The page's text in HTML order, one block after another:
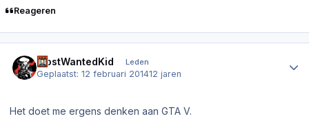
Reageren
MostWantedKid Leden
Geplaatst:12 februari 201412 jaren
Het doet me ergens denken aan GTA V.